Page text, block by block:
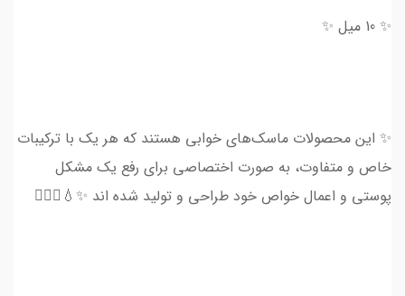
✨ 10 میل ✨
✨ این محصولات ماسک‌های خوابی هستند که هر یک با ترکیبات
خاص و متفاوت، به صورت اختصاصی برای رفع یک مشکل
پوستی و اعمال خواص خود طراحی و تولید شده اند ✨💧💆🏻‍♀